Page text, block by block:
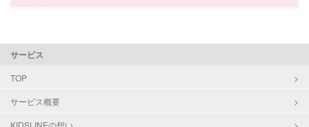
サービス
TOP
サービス概要
KIDSLINEの想い